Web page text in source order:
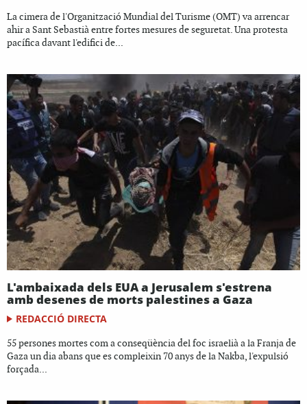
La cimera de l'Organització Mundial del Turisme (OMT) va arrencar
ahir a Sant Sebastià entre fortes mesures de seguretat. Una protesta
pacífica davant l'edifici de...
L'ambaixada dels EUA a Jerusalem s'estrena
amb desenes de morts palestines a Gaza
REDACCIÓ DIRECTA
55 persones mortes com a conseqüència del foc israelià a la Franja de
Gaza un dia abans que es compleixin 70 anys de la Nakba, l'expulsió
forçada...